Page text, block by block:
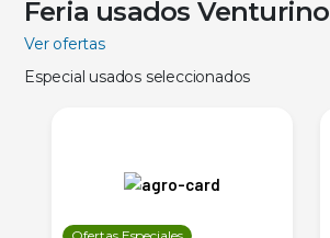
Feria usados Venturino
Ver ofertas
Especial usados seleccionados